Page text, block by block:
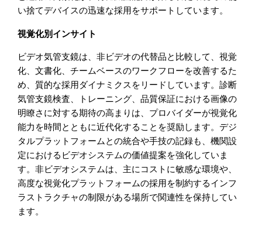
い捨てデバイスの迅速な採用をサポートしています。
視覚化別インサイト
ビデオ気管支鏡は、非ビデオの代替品と比較して、視覚
化、文書化、チームベースのワークフローを改善するた
め、質的な採用ダイナミクスをリードしています。診断
気管支鏡検査、トレーニング、品質保証における画像の
明瞭さに対する期待の高まりは、プロバイダーが視覚化
能力を時間とともに近代化することを奨励します。デジ
タルプラットフォームとの統合や手技の記録も、機関設
定におけるビデオシステムの価値提案を強化していま
す。非ビデオシステムは、主にコストに敏感な環境や、
高度な視覚化プラットフォームの採用を制約するインフ
ラストラクチャの制限がある場所で関連性を保持してい
ます。